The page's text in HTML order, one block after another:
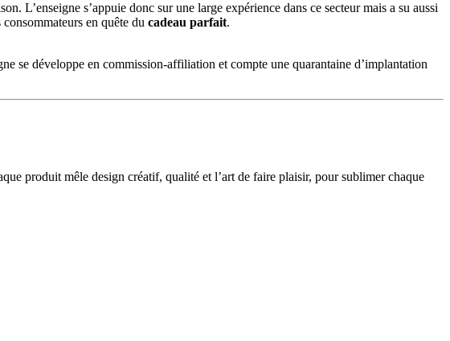
L’enseigne s’appuie donc sur une large expérience dans ce secteur mais a su aussi
en quête du cadeau parfait.
se développe en commission-affiliation et compte une quarantaine d’implantation
produit mêle design créatif, qualité et l’art de faire plaisir, pour sublimer chaque